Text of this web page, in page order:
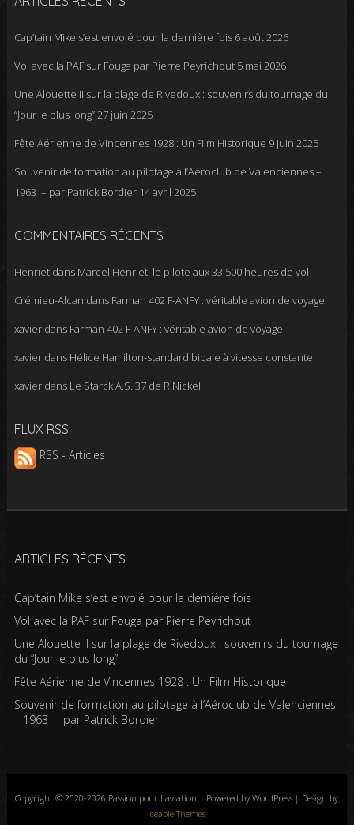
Cap’tain Mike s’est envolé pour la dernière fois 6 août 2026
Vol avec la PAF sur Fouga par Pierre Peyrichout 5 mai 2026
Une Alouette II sur la plage de Rivedoux : souvenirs du tournage du
“Jour le plus long”27 juin 2025
Fête Aérienne de Vincennes 1928 : Un Film Historique 9 juin 2025
Souvenir de formation au pilotage à l’Aéroclub de Valenciennes –
1963 – par Patrick Bordier 14 avril 2025
COMMENTAIRES RÉCENTS
Henrietdans Marcel Henriet, le pilote aux 33 500 heures de vol
Crémieu-Alcan dans Farman 402 F-ANFY : véritable avion de voyage
xavierdans Farman 402 F-ANFY : véritable avion de voyage
xavierdans Hélice Hamilton-standard bipale à vitesse constante
xavierdans Le Starck A.S. 37 de R.Nickel
FLUX RSS
RSS - Articles
ARTICLES RÉCENTS
Cap’tain Mike s’est envolé pour la dernière fois
Vol avec la PAF sur Fouga par Pierre Peyrichout
Une Alouette II sur la plage de Rivedoux : souvenirs du tournage
du “Jour le plus long”
Fête Aérienne de Vincennes 1928 : Un Film Historique
Souvenir de formation au pilotage à l’Aéroclub de Valenciennes
– 1963 – par Patrick Bordier
Copyright © 2020-2026 Passion pour l'aviation | Powered by WordPress | Design by
Iceable Themes